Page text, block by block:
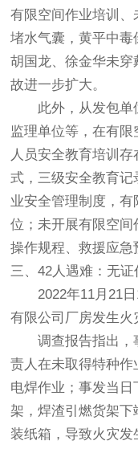
有限空间作业培训
堵水气囊，黄平中毒
胡国龙、徐金华未
故进一步扩大。
此外，从发包单位
监理单位等，在有限
人员安全教育培训
式，三级安全教育
业安全管理制度，有
位；未开展有限空
操作规程、救援应急
三、42人遇难：无
2022年11月21日
有限公司厂房发生火
调查报告指出，
责人在未取得特种
电焊作业；事发当
架，焊渣引燃货架
装纸箱，导致火灾发